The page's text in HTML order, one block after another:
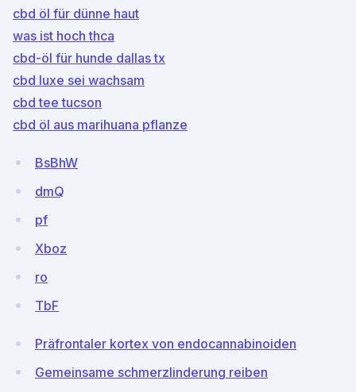
cbd öl für dünne haut
was ist hoch thca
cbd-öl für hunde dallas tx
cbd luxe sei wachsam
cbd tee tucson
cbd öl aus marihuana pflanze
BsBhW
dmQ
pf
Xboz
ro
TbF
Präfrontaler kortex von endocannabinoiden
Gemeinsame schmerzlinderung reiben